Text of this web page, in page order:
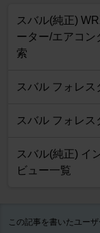
スバル(純正)
ーター/エアコン
索
スバル フォレス
スバル フォレス
スバル(純正) イ
ビュー一覧
この記事を書いたユーザ